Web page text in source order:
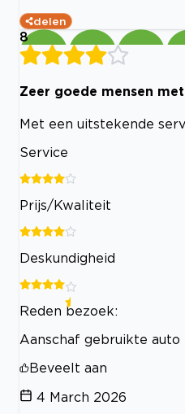
delen
8
Zeer goede mensen
Met een uitstekende
Service
Prijs/Kwaliteit
Deskundigheid
Reden bezoek:
Aanschaf gebruikte auto
Beveelt aan
4 March 2026